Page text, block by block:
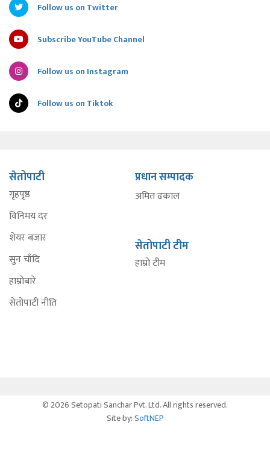
Follow us on Twitter
Subscribe YouTube Channel
Follow us on Instagram
Follow us on Tiktok
सेतोपाटी
गृहपृष्ठ
विनिमय दर
शेयर बजार
सुन चाँदि
हाम्रोबारे
सेतोपाटी नीति
प्रधान सम्पादक
अमित ढकाल
सेतोपाटी टीम
हाम्रो टीम
© 2026 Setopati Sanchar Pvt. Ltd. All rights reserved.
Site by:SoftNEP